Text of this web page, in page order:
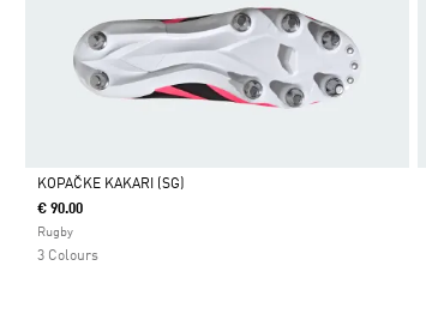
Da
KOPAČKE KAKARI (SG)
€ 90.00
Rugby
3 Colours